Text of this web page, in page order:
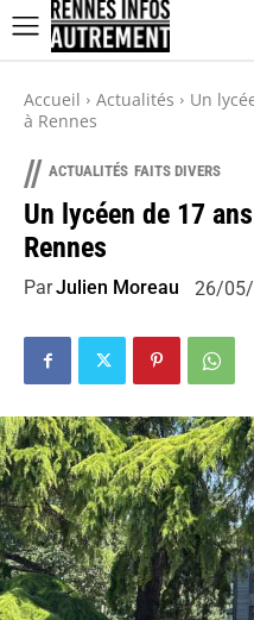
Accueil Actualités
Un
à Rennes
// ACTUALITÉS FAITS DIVERS
Un lycéen de 17
Rennes
ParJulien Moreau 26/